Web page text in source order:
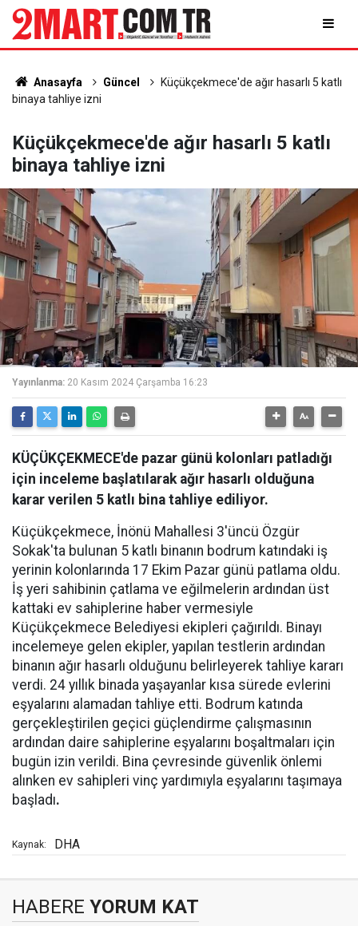
Anasayfa Güncel
Küçükçekmece'de ağır hasarlı 5 katlı
binaya tahliye izni
Küçükçekmece'de ağır hasarlı 5 katlı
binaya tahliye izni
Yayınlanma: 20 Kasım 2024 Çarşamba 16:23
KÜÇÜKÇEKMECE'de pazar günü kolonları patladığı
için inceleme başlatılarak ağır hasarlı olduğuna
karar verilen 5 katlı bina tahliye ediliyor.
Küçükçekmece, İnönü Mahallesi 3'üncü Özgür
Sokak'ta bulunan 5 katlı binanın bodrum katındaki iş
yerinin kolonlarında 17 Ekim Pazar günü patlama oldu.
İş yeri sahibinin çatlama ve eğilmelerin ardından üst
kattaki ev sahiplerine haber vermesiyle
Küçükçekmece Belediyesi ekipleri çağırıldı. Binayı
incelemeye gelen ekipler, yapılan testlerin ardından
binanın ağır hasarlı olduğunu belirleyerek tahliye kararı
verdi. 24 yıllık binada yaşayanlar kısa sürede evlerini
eşyalarını alamadan tahliye etti. Bodrum katında
gerçekleştirilen geçici güçlendirme çalışmasının
ardından daire sahiplerine eşyalarını boşaltmaları için
bugün izin verildi. Bina çevresinde güvenlik önlemi
alınken ev sahipleri vinç yardımıyla eşyalarını taşımaya
başladı.
Kaynak: DHA
HABERE YORUM KAT